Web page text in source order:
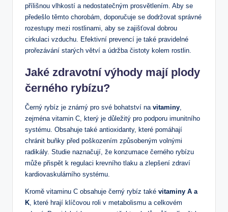
přílišnou vlhkostí a nedostatečným prosvětlením. Aby se
předešlo těmto chorobám, doporučuje se dodržovat správné
rozestupy mezi rostlinami, aby se zajišťoval dobrou
cirkulaci vzduchu. Efektivní prevencí je také pravidelné
prořezávání starých větví a údržba čistoty kolem rostlin.
Jaké zdravotní výhody mají plody
černého rybízu?
Černý rybíz je známý pro své bohatství na vitaminy
zejména vitamin C, který je důležitý pro podporu imunitního
systému. Obsahuje také antioxidanty, které pomáhají
chránit buňky před poškozením způsobeným volnými
radikály. Studie naznačují, že konzumace černého rybízu
může přispět k regulaci krevního tlaku a zlepšení zdraví
kardiovaskulárního systému.
Kromě vitaminu C obsahuje černý rybíz také vitaminy A a
K , které hrají klíčovou roli v metabolismu a celkovém